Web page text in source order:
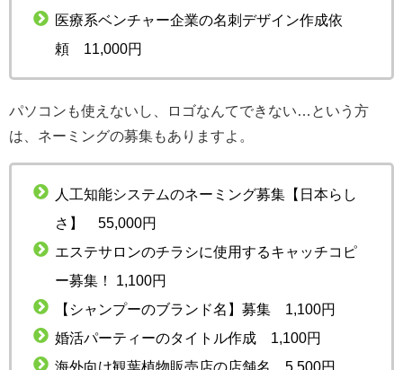
医療系ベンチャー企業の名刺デザイン作成依
頼 11,000円
パソコンも使えないし、ロゴなんてできない…という方
は、ネーミングの募集もありますよ。
人工知能システムのネーミング募集【日本らし
さ】 55,000円
エステサロンのチラシに使用するキャッチコピ
ー募集！ 1,100円
【シャンプーのブランド名】募集 1,100円
婚活パーティーのタイトル作成 1,100円
海外向け観葉植物販売店の店舗名 5,500円